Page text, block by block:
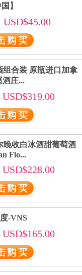
】
USD$45.00
组合装 原瓶进口加拿
酒庄...
USD$319.00
晚收白冰酒甜葡萄酒
Flo...
USD$228.00
-VNS
USD$165.00